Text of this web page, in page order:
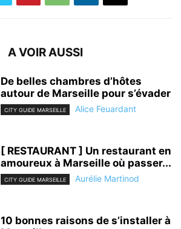
A VOIR AUSSI
De belles chambres d’hôtes
autour de Marseille pour s’évader
CITY GUIDE MARSEILLE Alice Feuardant
[ RESTAURANT ] Un restaurant en
amoureux à Marseille où passer...
CITY GUIDE MARSEILLE Aurélie Martinod
10 bonnes raisons de s’installer à